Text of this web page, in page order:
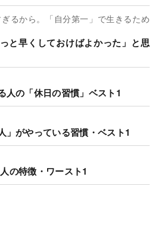
るから。「自分第一」で生きるため
と早くしておけばよかった」と思
人の「休日の習慣」ベスト1
」がやっている習慣・ベスト1
の特徴・ワースト1